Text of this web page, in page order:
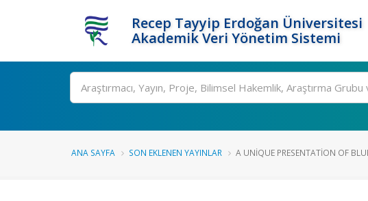
Recep Tayyip Erdoğan Üniversitesi
Akademik Veri Yönetim Sistemi
Ara
ANA SAYFA SON EKLENEN YAYINLAR A UNIQUE PRESENTATION OF